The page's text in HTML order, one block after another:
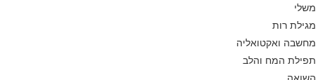
משלי
מגילת רות
מחשבה ואקטואליה
תפילת המח והלב